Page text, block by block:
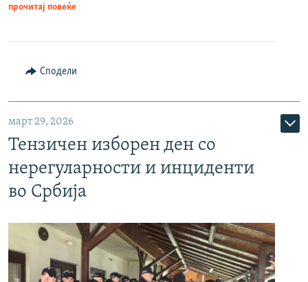
прочитај повеќе
Сподели
март 29, 2026
Тензичен изборен ден со
нерегуларности и инциденти
во Србија